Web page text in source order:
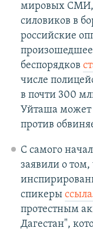
мировых СМИ,
силовиков в
российские
беспорядков
числе
в почти 300
Уйташа
против
С самого
заявили о
спикеры
протестным
Дагестан",